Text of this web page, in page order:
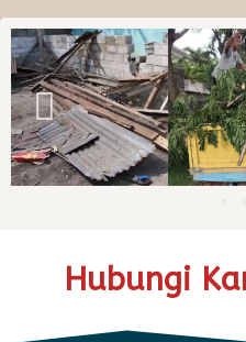
Hubungi